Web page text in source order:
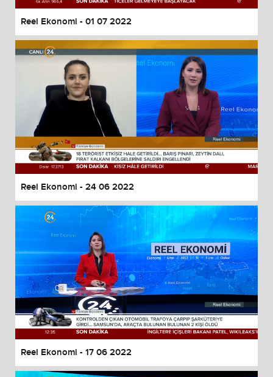
Reel Ekonomi - 01 07 2022
Reel Ekonomi - 24 06 2022
Reel Ekonomi - 17 06 2022